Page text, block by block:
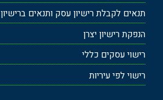
תנאים לקבלת רישיון עסק ותנאים ברישיון
הנפקת רישיון יצרן
רישוי עסקים כללי
רישוי לפי עיריות